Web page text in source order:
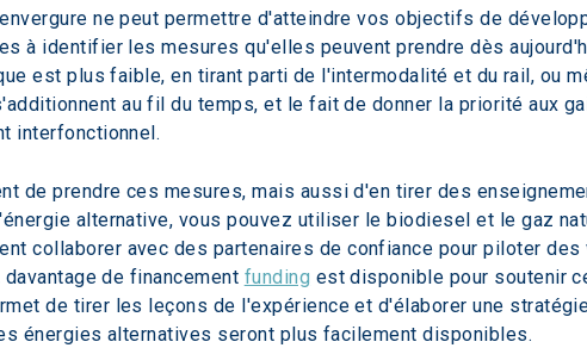
ne peut permettre d'atteindre vos objectifs de
à identifier les mesures qu'elles peuvent prendre dès
est plus faible, en tirant parti de l'intermodalité et du rail, ou
au fil du temps, et le fait de donner la priorité aux
interfonctionnel.
de prendre ces mesures, mais aussi d'en tirer des
alternative, vous pouvez utiliser le biodiesel et le gaz
collaborer avec des partenaires de confiance pour piloter
de financement funding est disponible pour soutenir
de tirer les leçons de l'expérience et d'élaborer une
énergies alternatives seront plus facilement disponibles.